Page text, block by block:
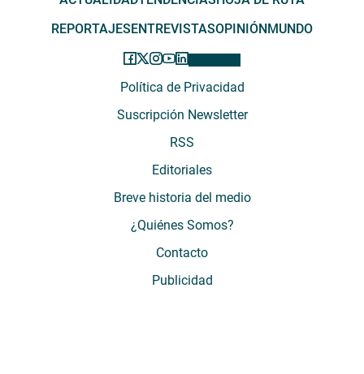
REPORTAJESENTREVISTASOPINIÓNMUNDO
Política de Privacidad
Suscripción Newsletter
RSS
Editoriales
Breve historia del medio
¿Quiénes Somos?
Contacto
Publicidad